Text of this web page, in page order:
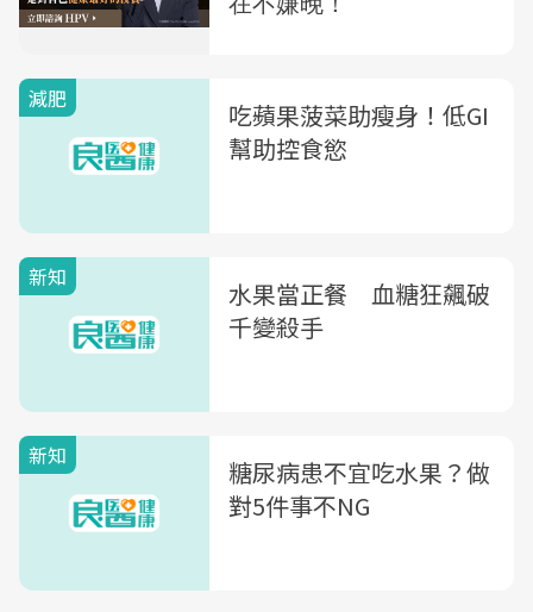
減肥
吃蘋果菠菜助瘦身！低GI
幫助控食慾
新知
水果當正餐 血糖狂飆破
千變殺手
新知
糖尿病患不宜吃水果？做
對5件事不NG